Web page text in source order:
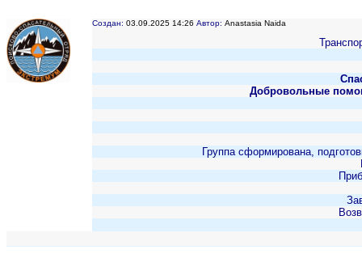
Создан: 03.09.2025 14:26 Автор: Anastasia Naida
Добровольные
Группа сформирована,